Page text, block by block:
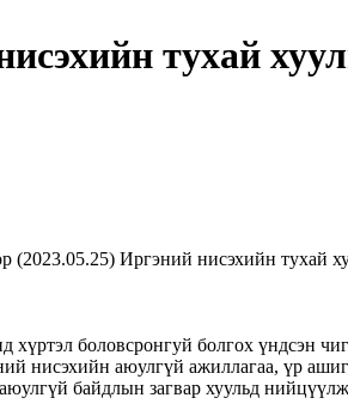
тухай
Иргэний нисэхийн тухай
боловсронгуй болгох үндсэн
нисэхийн аюулгүй ажиллагаа, үр
байдлын загвар хуульд